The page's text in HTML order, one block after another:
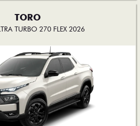
TORO
TURBO 270 FLEX 2026